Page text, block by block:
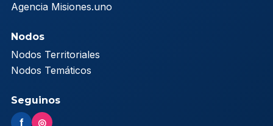
Agencia Misiones.uno
Nodos
Nodos Territoriales
Nodos Temáticos
Seguinos
f ◎